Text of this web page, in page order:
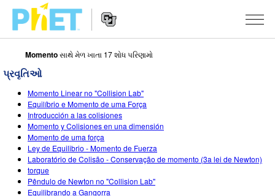
PhET
વેબસાઇટ
શોધો
Website
Navigation
સિમ્યુલેશન્સ
બધા સિમ્સ
ભૌતિકવિજ્ઞાન
ગણિત
રસાયણવિજ્ઞાન
STUDIO
About Studio
Customizable Sims
Start a Free Trial
ભણાવવું
એક્ટિવિટીઝ બ્રાઉઝ કરો
તમારી એક્ટિવિટીઝ શેર કરો
સંશોધન
પહેલ
Momentoસાથે મેળ ખાતા 17 શોધ પરિણામો
પ્રવૃતિઓ
Momento Linear no "Collision Lab"
Equilíbrio e Momento de uma Força
Introducción a las colisiones
Momento y Colisiones en una dimensión
Momento de uma força
Ley de Equilibrio - Momento de Fuerza
Laboratório de Colisão - Conservação de momento (3a lei de Newton)
torque
Pêndulo de Newton no "Collision Lab"
Equilibrando a Gangorra